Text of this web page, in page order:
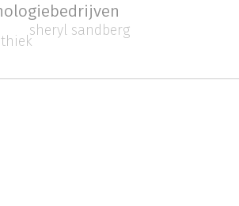
sheryl sandberg